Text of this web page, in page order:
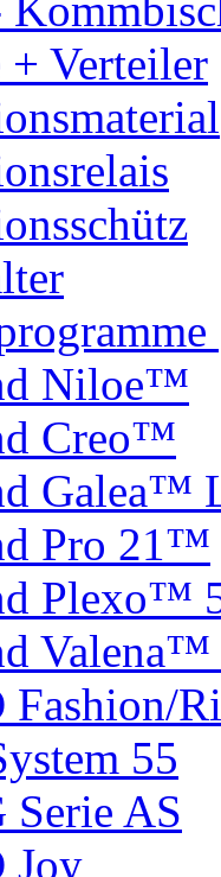
+ Verteiler
Niloe™
Creo™
Galea™
Pro 21™
Plexo™
Fashion/
55
Serie AS
Joy